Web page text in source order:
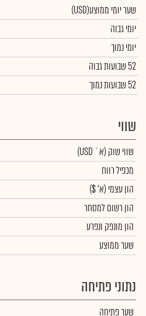
שער יומי ממוצע(USD)
יומי גבוה
יומי נמוך
52 שבועות גבוה
52 שבועות נמוך
שווי
שווי שוק (א` USD)
מכפיל רווח
הון עצמי (א' $)
הון רשום למסחר
הון מונפק ונפרע
שער ממוצע
נתוני פתיחה
שער פתיחה